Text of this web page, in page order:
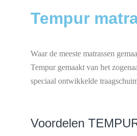
Tempur
Waar de meeste matrassen
Tempur gemaakt van het
speciaal ontwikkelde
Voordelen